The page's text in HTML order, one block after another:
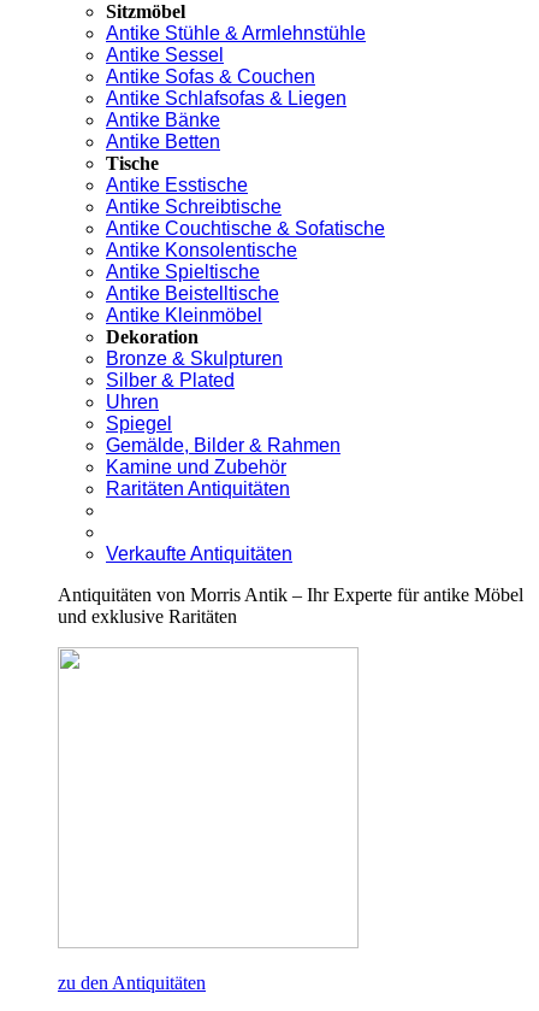
Sitzmöbel
Antike Stühle & Armlehnstühle
Antike Sessel
Antike Sofas & Couchen
Antike Schlafsofas & Liegen
Antike Bänke
Antike Betten
Tische
Antike Esstische
Antike Schreibtische
Antike Couchtische & Sofatische
Antike Konsolentische
Antike Spieltische
Antike Beistelltische
Antike Kleinmöbel
Dekoration
Bronze & Skulpturen
Silber & Plated
Uhren
Spiegel
Gemälde, Bilder & Rahmen
Kamine und Zubehör
Raritäten Antiquitäten
Verkaufte Antiquitäten
Antiquitäten von Morris Antik – Ihr Experte für antike Möbel
und exklusive Raritäten
zu den Antiquitäten